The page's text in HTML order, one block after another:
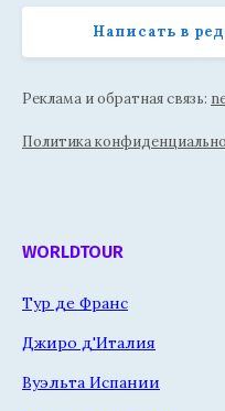
Написать в
Реклама и обратная связь:
Политика
WORLDTOUR
Тур де Франс
Джиро д'Италия
Вуэльта Испании